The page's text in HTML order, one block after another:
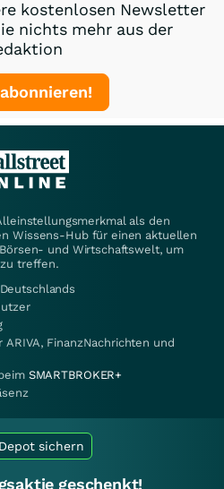
kostenlosen Newsletter
nichts mehr aus der
als den
Wissens-Hub für einen aktuellen
und Wirtschaftswelt, um
treffen.
ARIVA, FinanzNachrichten und
SMARTBROKER+
sichern
geschenkt!